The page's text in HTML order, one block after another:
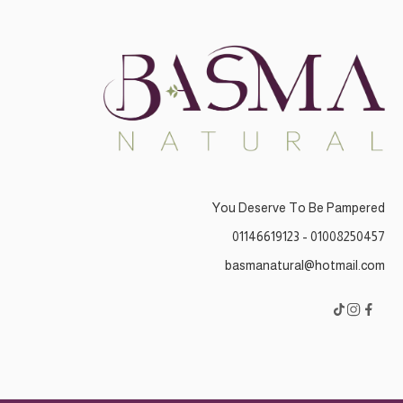
You Deserve To Be Pampered
01008250457 - 01146619123
basmanatural@hotmail.com